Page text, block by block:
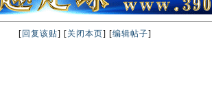
[ 回复该贴] [关闭本页] [编辑帖子]